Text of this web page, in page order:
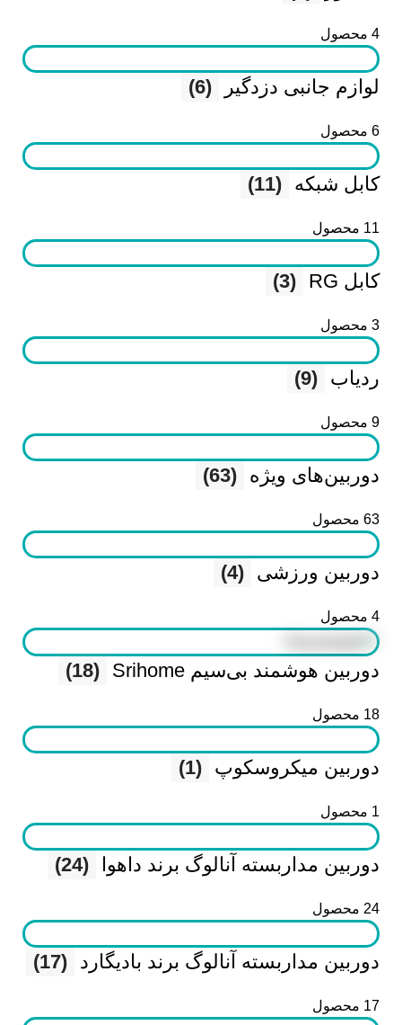
4 محصول
لوازم جانبی دزدگیر (6)
6 محصول
کابل شبکه (11)
11 محصول
کابل RG (3)
3 محصول
ردیاب (9)
9 محصول
دوربین‌های ویژه (63)
63 محصول
دوربین ورزشی (4)
4 محصول
دوربین هوشمند بی‌سیم Srihome (18)
18 محصول
دوربین میکروسکوپ (1)
1 محصول
دوربین مداربسته آنالوگ برند داهوا (24)
24 محصول
دوربین مداربسته آنالوگ برند بادیگارد (17)
17 محصول